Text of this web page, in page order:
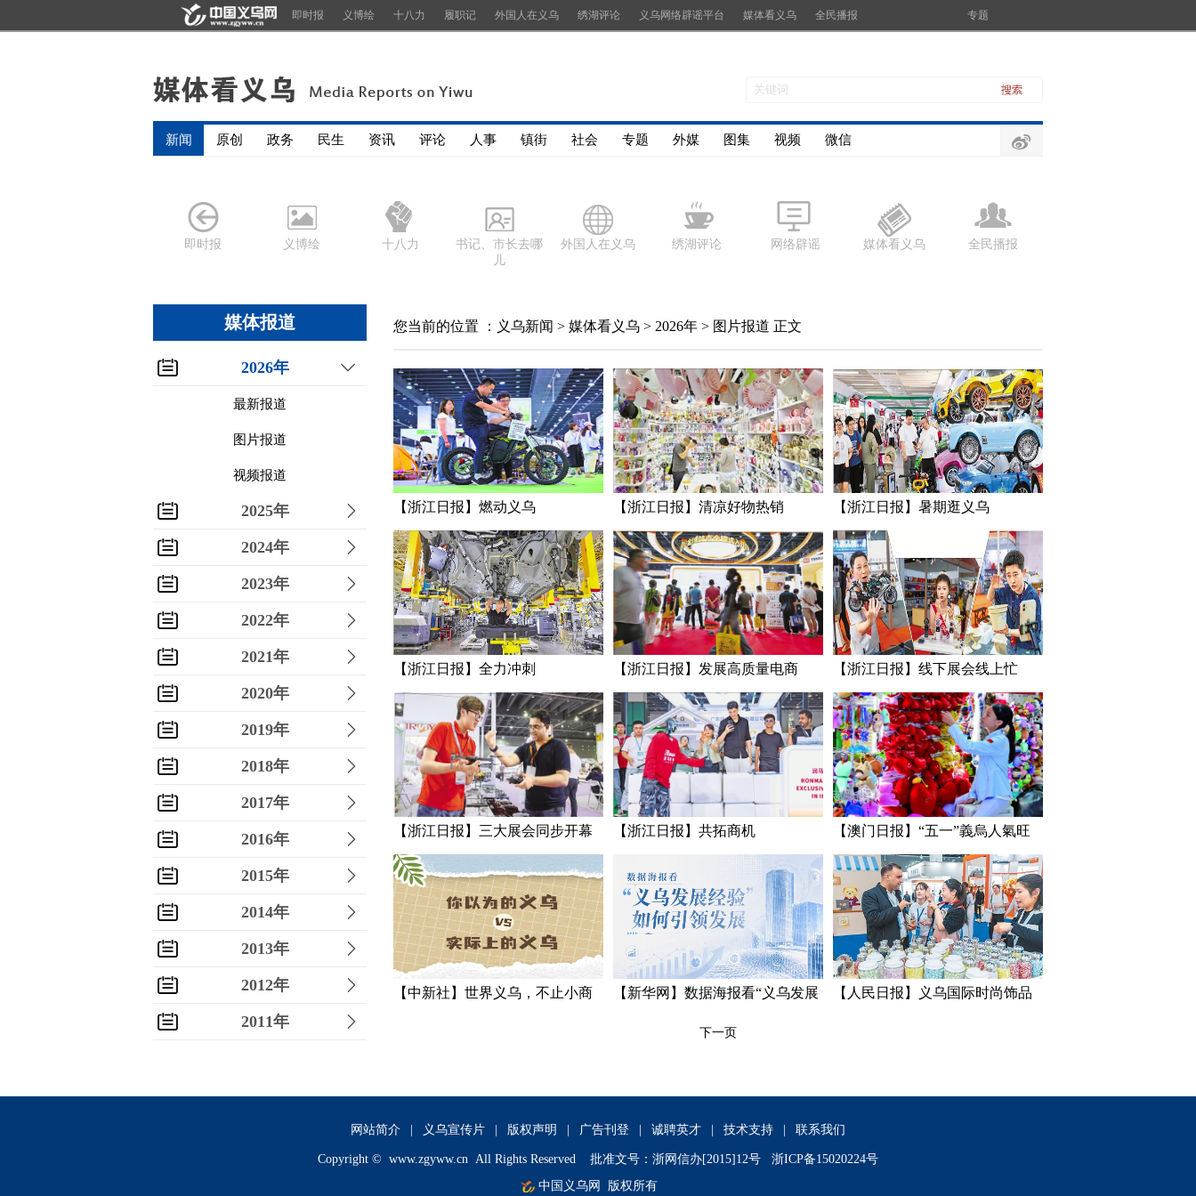
即时报 义博绘 十八力 履职记 外国人在义乌 绣湖评论 义乌网络辟谣平台 媒体看义乌 全民播报 专题
新闻 原创 政务 民生 资讯 评论 人事 镇街 社会 专题 外媒 图集 视频 微信
即时报 义博绘 十八力
书记、市长去哪
儿
外国人在义乌 绣湖评论 网络辟谣 媒体看义乌 全民播报
媒体报道
2026年
最新报道
图片报道
视频报道
2025年
2024年
2023年
2022年
2021年
2020年
2019年
2018年
2017年
2016年
2015年
2014年
2013年
2012年
2011年
2009年
您当前的位置 ： 义乌新闻 > 媒体看义乌 > 2026年 > 图片报道 正文
【浙江日报】燃动义乌 【浙江日报】清凉好物热销 【浙江日报】暑期逛义乌
【浙江日报】全力冲刺 【浙江日报】发展高质量电商 【浙江日报】线下展会线上忙
【浙江日报】三大展会同步开幕 【浙江日报】共拓商机 【澳门日报】“五一”義烏人氣旺
【中新社】世界义乌，不止小商
【新华网】数据海报看“义乌发展
【人民日报】义乌国际时尚饰品
下一页
网站简介 义乌宣传片 版权声明 广告刊登 诚聘英才 技术支持 联系我们
Copyright © www.zgyww.cn All Rights Reserved 批准文号：浙网信办[2015]12号 浙ICP备15020224号
中国义乌网
版权所有